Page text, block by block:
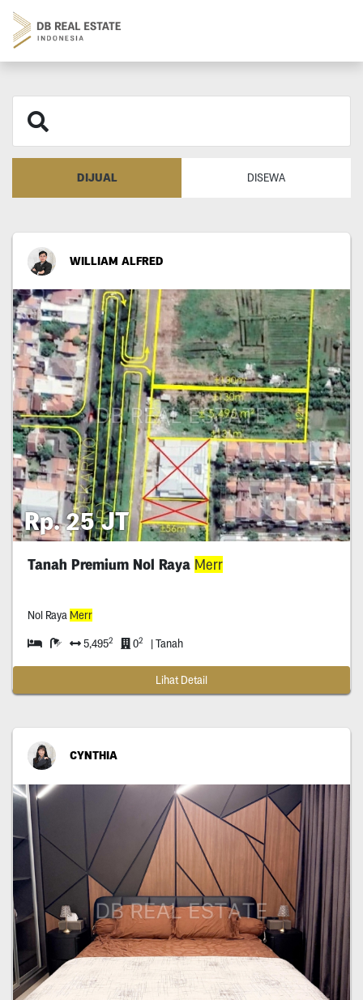
DIJUAL DISEWA
WILLIAM ALFRED
Rp. 25 JT
Tanah Premium Nol Raya Merr
Nol Raya Merr
5,4952 02 | Tanah
Lihat Detail
CYNTHIA